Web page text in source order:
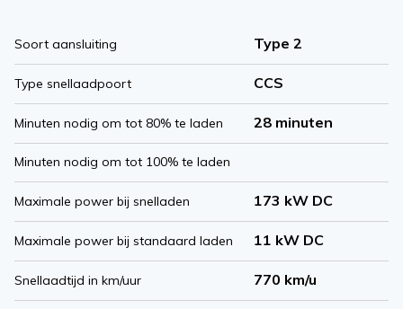
Soort aansluiting Type 2
Type snellaadpoort CCS
Minuten nodig om tot 80% te laden 28 minuten
Minuten nodig om tot 100% te laden
Maximale power bij snelladen 173 kW DC
Maximale power bij standaard laden 11 kW DC
Snellaadtijd in km/uur 770 km/u